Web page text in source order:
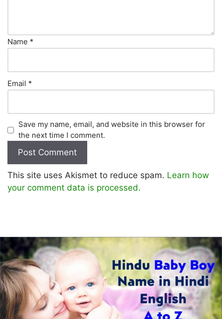
Name *
Email *
Save my name, email, and website in this browser for
the next time I comment.
This site uses Akismet to reduce spam. Learn how
your comment data is processed.